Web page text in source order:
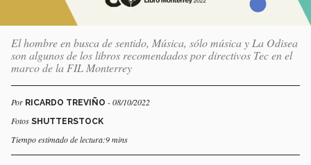
El hombre en busca de sentido, Música, sólo música y La Odisea
son algunos de los libros recomendados por directivos Tec en el
marco de la FIL Monterrey
Por RICARDO TREVIÑO - 08/10/2022
Fotos SHUTTERSTOCK
Tiempo estimado de lectura:9 mins